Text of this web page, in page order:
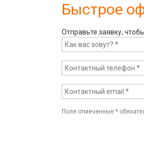
Быстрое
Отправьте заявку,
Поля отмеченные*